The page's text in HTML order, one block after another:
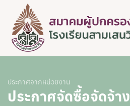
ประกาศจากหน่วยงาน
ประกาศจัดซื้อจัดจ้าง